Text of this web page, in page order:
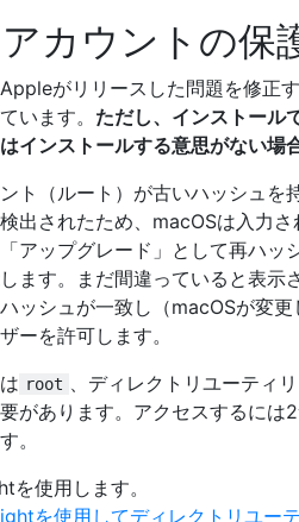
カウントの保
がリリースした問題を修正
います。 ただし、インストール
インストールする意思がない場
ト（ルート）が古いハッシュを
出されたため、macOSは入力さ
アップグレード」として再ハッ
ます。まだ間違っていると表示
ッシュが一致し（macOSが変更
ーを許可します。
root 、ディレクトリユーティ
があります。アクセスするには
。
を使用します。